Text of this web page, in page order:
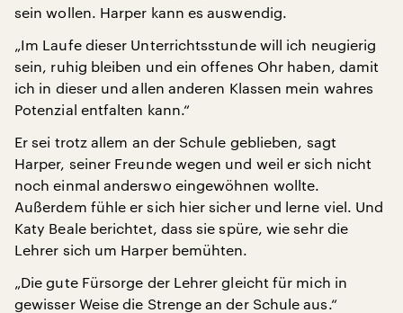
sein wollen. Harper kann es auswendig.
„Im Laufe dieser Unterrichtsstunde will ich neugierig
sein, ruhig bleiben und ein offenes Ohr haben, damit
ich in dieser und allen anderen Klassen mein wahres
Potenzial entfalten kann.“
Er sei trotz allem an der Schule geblieben, sagt
Harper, seiner Freunde wegen und weil er sich nicht
noch einmal anderswo eingewöhnen wollte.
Außerdem fühle er sich hier sicher und lerne viel. Und
Katy Beale berichtet, dass sie spüre, wie sehr die
Lehrer sich um Harper bemühten.
„Die gute Fürsorge der Lehrer gleicht für mich in
gewisser Weise die Strenge an der Schule aus.“